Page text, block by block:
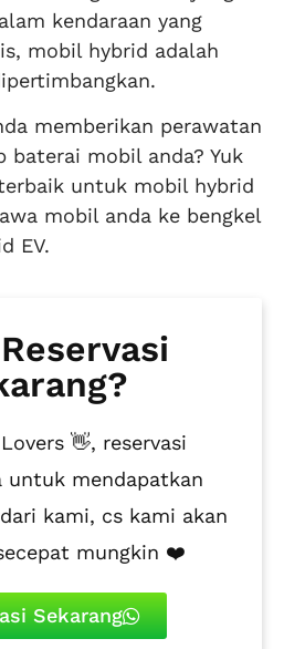
kendaraan yang
mobil hybrid adalah
memberikan perawatan
baterai mobil anda? Yuk
untuk mobil hybrid
mobil anda ke bengkel
EV.
👋, reservasi
untuk mendapatkan
kami, cs kami akan
mungkin ❤️
Sekarang